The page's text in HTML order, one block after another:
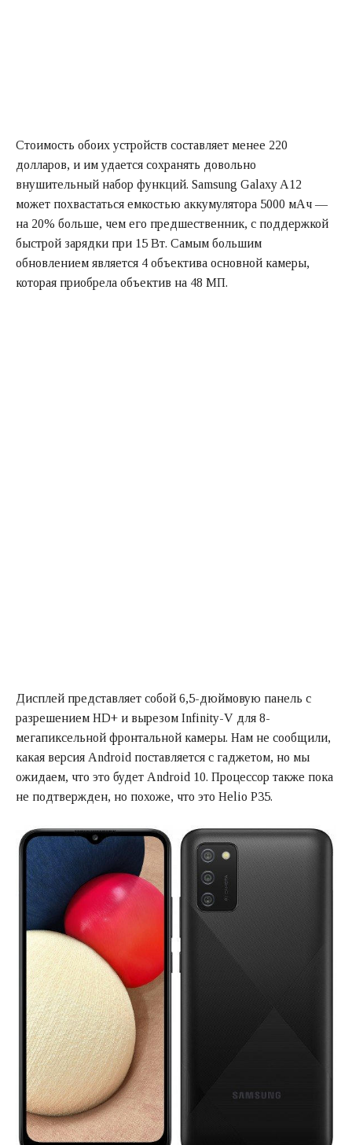
Стоимость обоих устройств составляет менее 220
долларов, и им удается сохранять довольно
внушительный набор функций. Samsung Galaxy A12
может похвастаться емкостью аккумулятора 5000 мАч —
на 20% больше, чем его предшественник, с поддержкой
быстрой зарядки при 15 Вт. Самым большим
обновлением является 4 объектива основной камеры,
которая приобрела объектив на 48 МП.
Дисплей представляет собой 6,5-дюймовую панель с
разрешением HD+ и вырезом Infinity-V для 8-
мегапиксельной фронтальной камеры. Нам не сообщили,
какая версия Android поставляется с гаджетом, но мы
ожидаем, что это будет Android 10. Процессор также пока
не подтвержден, но похоже, что это Helio P35.